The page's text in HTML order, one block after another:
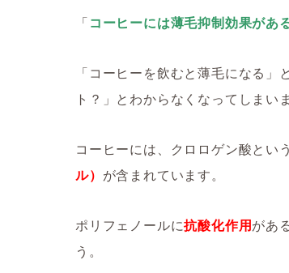
「コーヒーには薄毛抑制効果があ
「コーヒーを飲むと薄毛になる
ト？」とわからなくなってしまい
コーヒーには、クロロゲン酸という
ル） が含まれています。
ポリフェノールに抗酸化作用があ
う。